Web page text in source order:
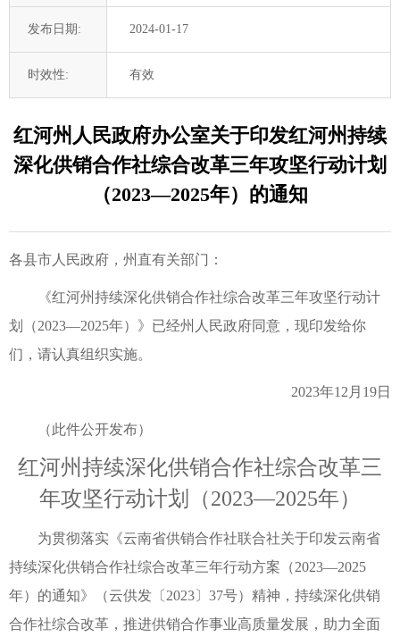
发布日期: 2024-01-17
时效性: 有效
红河州人民政府办公室关于印发红河州持续
深化供销合作社综合改革三年攻坚行动计划
（2023—2025年）的通知
各县市人民政府，州直有关部门：
《红河州持续深化供销合作社综合改革三年攻坚行动计
划（2023—2025年）》已经州人民政府同意，现印发给你
们，请认真组织实施。
2023年12月19日
（此件公开发布）
红河州持续深化供销合作社综合改革三
年攻坚行动计划（2023—2025年）
为贯彻落实《云南省供销合作社联合社关于印发云南省
持续深化供销合作社综合改革三年行动方案（2023—2025
年）的通知》（云供发〔2023〕37号）精神，持续深化供销
合作社综合改革，推进供销合作事业高质量发展，助力全面